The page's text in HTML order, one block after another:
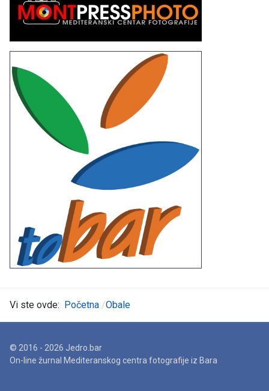
Vi ste ovde: Početna Obale
© 2016 - 2026 Jedro.bar
On-line žurnal Mediteranskog centra fotografije iz Bara